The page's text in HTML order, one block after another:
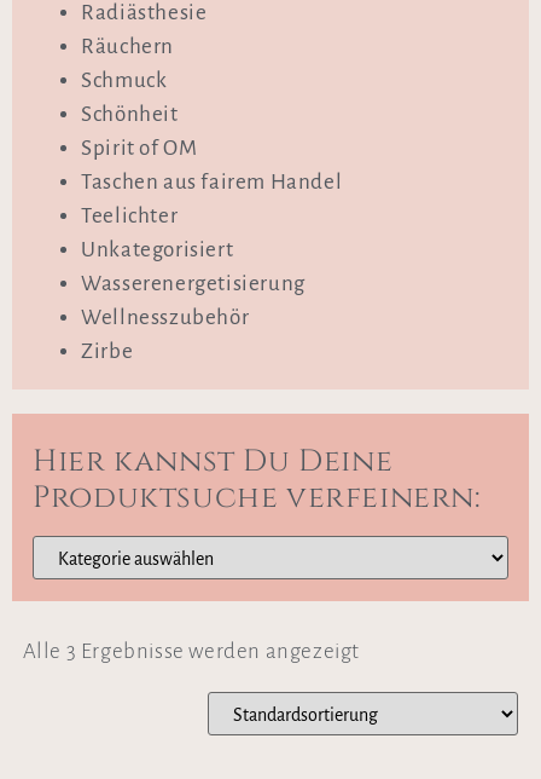
Radiästhesie
Räuchern
Schmuck
Schönheit
Spirit of OM
Taschen aus fairem Handel
Teelichter
Unkategorisiert
Wasserenergetisierung
Wellnesszubehör
Zirbe
Hier kannst Du Deine
Produktsuche verfeinern:
Alle 3 Ergebnisse werden angezeigt